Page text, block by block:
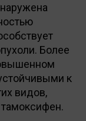
Более
к
видов,